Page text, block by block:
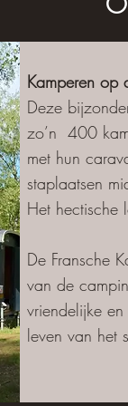
Kamperen op
Deze
zo’n 400
met hun
staplaatsen
Het hectische
De Fransche
van de
vriendelijke
leven van het